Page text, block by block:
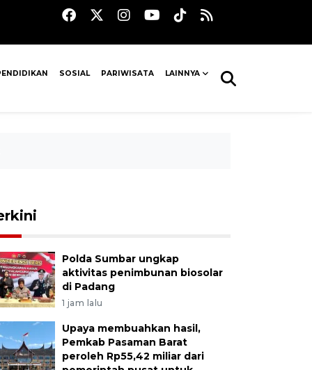
SOSIAL PARIWISATA LAINNYA
Polda Sumbar ungkap
aktivitas penimbunan biosolar
di Padang
1 jam lalu
Upaya membuahkan hasil,
Pemkab Pasaman Barat
peroleh Rp55,42 miliar dari